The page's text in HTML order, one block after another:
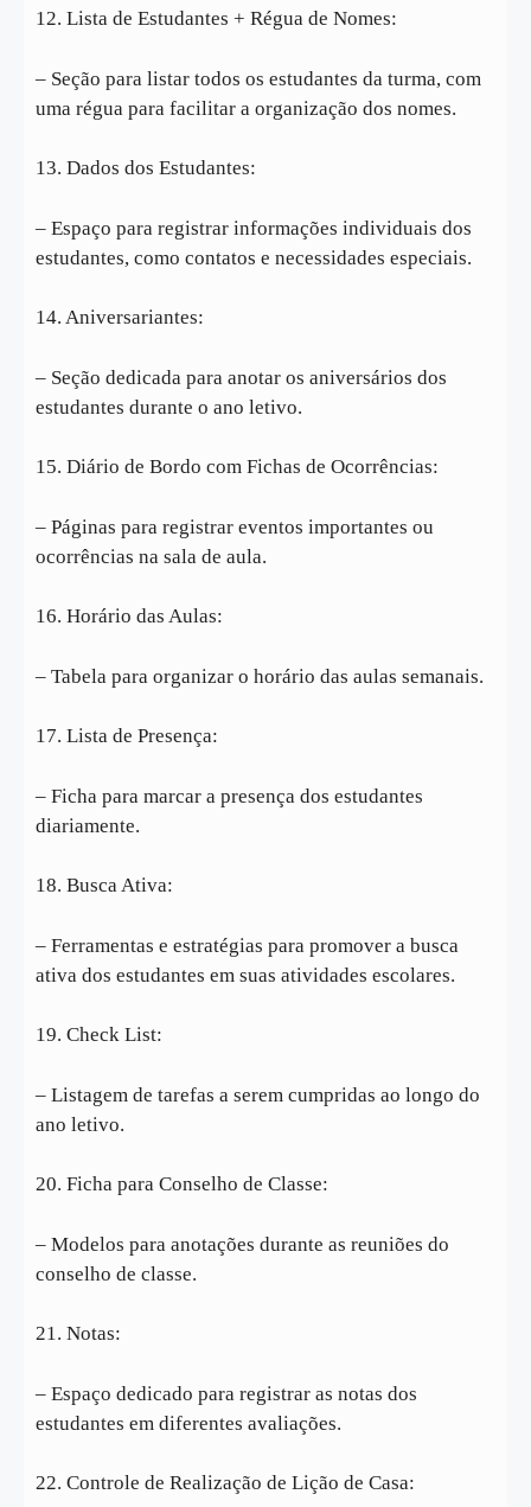
12. Lista de Estudantes + Régua de Nomes:
– Seção para listar todos os estudantes da turma, com
uma régua para facilitar a organização dos nomes.
13. Dados dos Estudantes:
– Espaço para registrar informações individuais dos
estudantes, como contatos e necessidades especiais.
14. Aniversariantes:
– Seção dedicada para anotar os aniversários dos
estudantes durante o ano letivo.
15. Diário de Bordo com Fichas de Ocorrências:
– Páginas para registrar eventos importantes ou
ocorrências na sala de aula.
16. Horário das Aulas:
– Tabela para organizar o horário das aulas semanais.
17. Lista de Presença:
– Ficha para marcar a presença dos estudantes
diariamente.
18. Busca Ativa:
– Ferramentas e estratégias para promover a busca
ativa dos estudantes em suas atividades escolares.
19. Check List:
– Listagem de tarefas a serem cumpridas ao longo do
ano letivo.
20. Ficha para Conselho de Classe:
– Modelos para anotações durante as reuniões do
conselho de classe.
21. Notas:
– Espaço dedicado para registrar as notas dos
estudantes em diferentes avaliações.
22. Controle de Realização de Lição de Casa: